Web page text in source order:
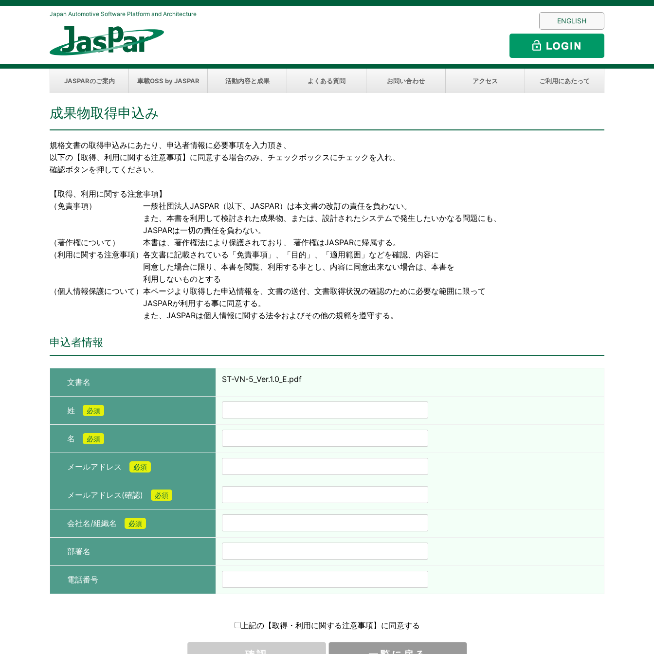
Japan Automotive Software Platform and Architecture
ENGLISH
JASPARのご案内 車載OSS by JASPAR 活動内容と成果 よくある質問 お問い合わせ アクセス ご利用にあたって
成果物取得申込み
規格文書の取得申込みにあたり、申込者情報に必要事項を入力頂き、
以下の【取得、利用に関する注意事項】に同意する場合のみ、チェックボックスにチェックを入れ、
確認ボタンを押してください。
【取得、利用に関する注意事項】
（免責事項） 一般社団法人JASPAR（以下、JASPAR）は本文書の改訂の責任を負わない。
また、本書を利用して検討された成果物、または、設計されたシステムで発生したいかなる問題にも、
JASPARは一切の責任を負わない。
（著作権について） 本書は、著作権法により保護されており、 著作権はJASPARに帰属する。
（利用に関する注意事項）各文書に記載されている「免責事項」、「目的」、「適用範囲」などを確認、内容に
同意した場合に限り、本書を閲覧、利用する事とし、内容に同意出来ない場合は、本書を
利用しないものとする
（個人情報保護について）本ページより取得した申込情報を、文書の送付、文書取得状況の確認のために必要な範囲に限って
JASPARが利用する事に同意する。
また、JASPARは個人情報に関する法令およびその他の規範を遵守する。
申込者情報
文書名 ST-VN-5_Ver.1.0_E.pdf
姓 必須
名 必須
メールアドレス 必須
メールアドレス(確認) 必須
会社名/組織名 必須
部署名
電話番号
上記の【取得・利用に関する注意事項】に同意する